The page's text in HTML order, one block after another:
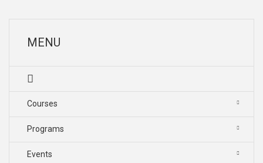
MENU
Courses
Programs
Events